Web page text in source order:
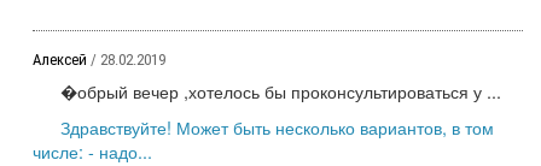
Алексей / 28.02.2019
�обрый вечер ,хотелось бы проконсультироваться у ...
Здравствуйте! Может быть несколько вариантов, в том
числе: - надо...